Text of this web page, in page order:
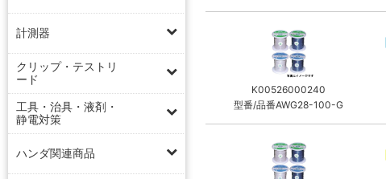
計測器
クリップ・テストリ
ード
工具・治具・液剤・
静電対策
ハンダ関連商品
K00526000240
型番/品番AWG28-100-G